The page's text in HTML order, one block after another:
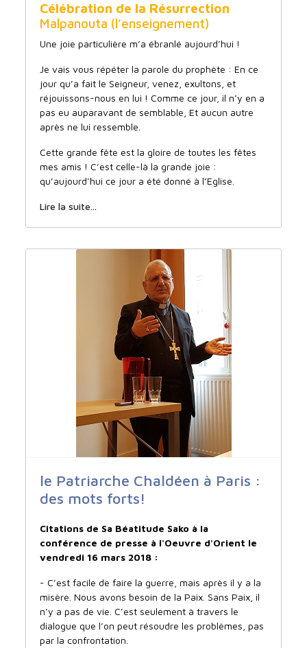
Célébration de la Résurrection
Malpanouta (l’enseignement)
Une joie particulière m’a ébranlé aujourd’hui !
Je vais vous répéter la parole du prophète : En ce
jour qu’a fait le Seigneur, venez, exultons, et
réjouissons-nous en lui ! Comme ce jour, il n’y en a
pas eu auparavant de semblable, Et aucun autre
après ne lui ressemble.
Cette grande fête est la gloire de toutes les fêtes
mes amis ! C’est celle-là la grande joie :
qu’aujourd’hui ce jour a été donné à l’Eglise.
Lire la suite...
le Patriarche Chaldéen à Paris :
des mots forts!
Citations de Sa Béatitude Sako à la
conférence de presse à l'Oeuvre d'Orient le
vendredi 16 mars 2018 :
- C’est facile de faire la guerre, mais après il y a la
misère. Nous avons besoin de la Paix. Sans Paix, il
n’y a pas de vie. C’est seulement à travers le
dialogue que l’on peut résoudre les problèmes, pas
par la confrontation.